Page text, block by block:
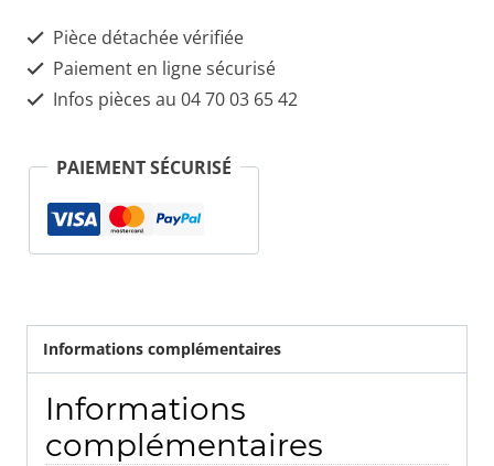
Gauche
Alfa
Pièce détachée vérifiée
Paiement en ligne sécurisé
Infos pièces au 04 70 03 65 42
PAIEMENT SÉCURISÉ
Informations complémentaires
Informations
complémentaires